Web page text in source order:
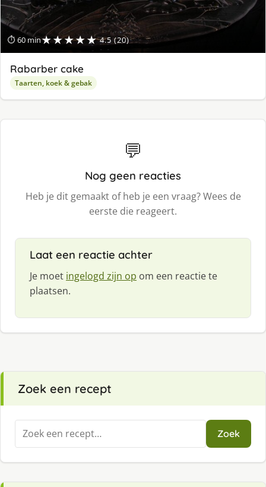
⏱ 60 min★★★★★ 4.5 (20)
Rabarber cake
Taarten, koek & gebak
💬
Nog geen reacties
Heb je dit gemaakt of heb je een vraag? Wees de
eerste die reageert.
Laat een reactie achter
Je moet ingelogd zijn op om een reactie te
plaatsen.
Zoek een recept
Zoeken
naar:
Zoek